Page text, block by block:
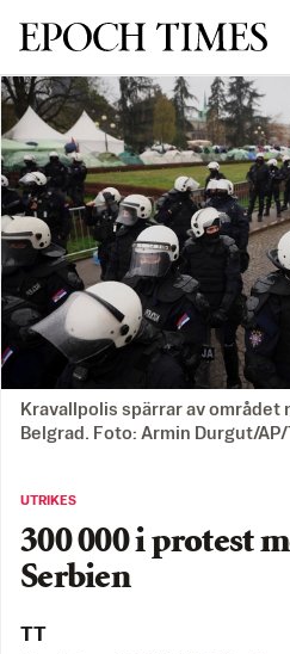
Svenska Epoch Times
Kravallpolis spärrar av området
Belgrad. Foto: Armin Durgut/
UTRIKES
300 000 i protest
Serbien
TT